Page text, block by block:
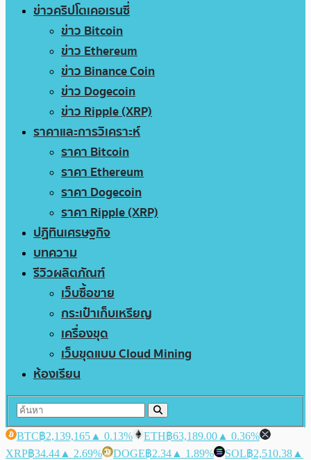
ข่าวคริปโตเคอเรนซี่
ข่าว Bitcoin
ข่าว Ethereum
ข่าว Binance Coin
ข่าว Dogecoin
ข่าว Ripple (XRP)
ราคาและการวิเคราะห์
ราคา Bitcoin
ราคา Ethereum
ราคา Dogecoin
ราคา Ripple (XRP)
ปฏิทินเศรษฐกิจ
บทความ
รีวิวผลิตภัณฑ์
เว็บซื้อขาย
กระเป๋าเก็บเหรียญ
เครื่องขุด
เว็บขุดแบบ Cloud Mining
ห้องเรียน
BTC฿2,139,165 ▲ 0.13% ETH฿63,189.00 ▲ 0.36%
XRP฿34.44 ▲ 2.69% DOGE฿2.34 ▲ 1.89% SOL฿2,510.38 ▲